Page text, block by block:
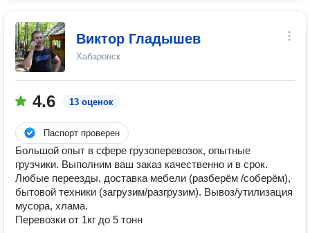
Виктор Гладышев
Хабаровск
4.6 13 оценок
Паспорт проверен
Большой опыт в сфере грузоперевозок, опытные
грузчики. Выполним ваш заказ качественно и в срок.
Любые переезды, доставка мебели (разберём /соберём),
бытовой техники (загрузим/разгрузим). Вывоз/утилизация
мусора, хлама.
Перевозки от 1кг до 5 тонн